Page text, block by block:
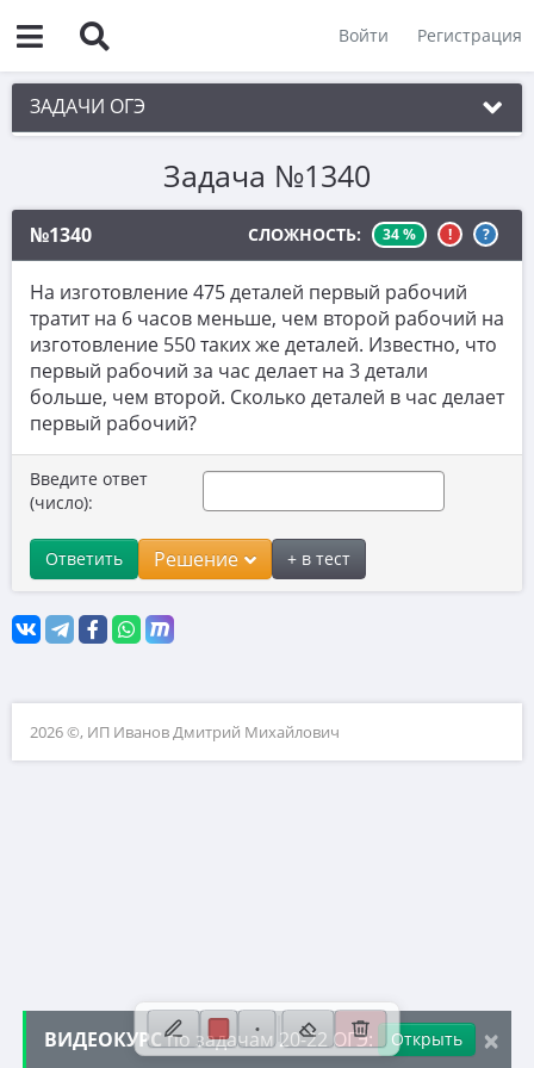
Войти Регистрация
ЗАДАЧИ ОГЭ
1. Практическая задача 1-5
2. См. раздел 1
3. См. раздел 1
4. См. раздел 1
5. См. раздел 1
6. Вычисления с дробями
7. Координатная прямая. Числовые
неравенства
8. Степени и корни
9. Уравнения
10. Теория вероятностей
11. Функции и графики
14. Прогрессии
20. Уравнения, выражения, неравенства
21. Сложные текстовые задачи
Задача №1340
№1340 СЛОЖНОСТЬ: 34 % ! ?
На изготовление 475 деталей первый рабочий
тратит на 6 часов меньше, чем второй рабочий на
изготовление 550 таких же деталей. Известно, что
первый рабочий за час делает на 3 детали
больше, чем второй. Сколько деталей в час делает
первый рабочий?
Введите ответ
(число):
Ответить Решение + в тест
2026 ©, ИП Иванов Дмитрий Михайлович
×
ВИДЕОКУРСпо задачам 20-22 ОГЭ: Открыть